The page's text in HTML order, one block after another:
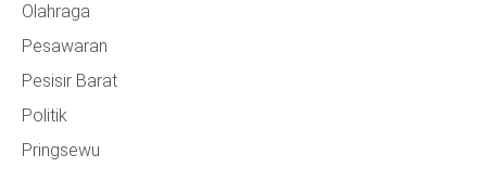
Olahraga
Pesawaran
Pesisir Barat
Politik
Pringsewu